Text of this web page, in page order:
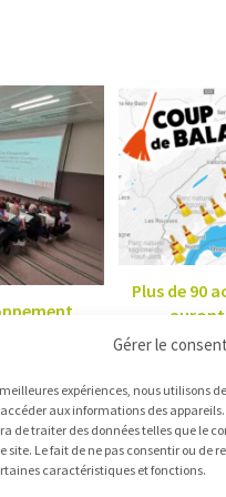
Gérer le
expériences, nous utilisons
aux informations des
de traiter des données telles que le
site. Le fait de ne pas consentir ou de
caractéristiques et fonctions.
l’Office
civil
Plus de 90
auront